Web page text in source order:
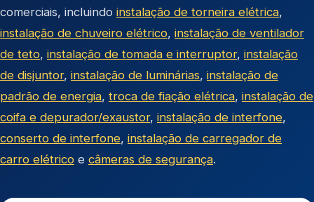
comerciais, incluindo instalação de torneira elétrica,
instalação de chuveiro elétrico, instalação de ventilador
de teto, instalação de tomada e interruptor, instalação
de disjuntor, instalação de luminárias, instalação de
padrão de energia, troca de fiação elétrica, instalação de
coifa e depurador/exaustor, instalação de interfone,
conserto de interfone, instalação de carregador de
carro elétrico e câmeras de segurança.